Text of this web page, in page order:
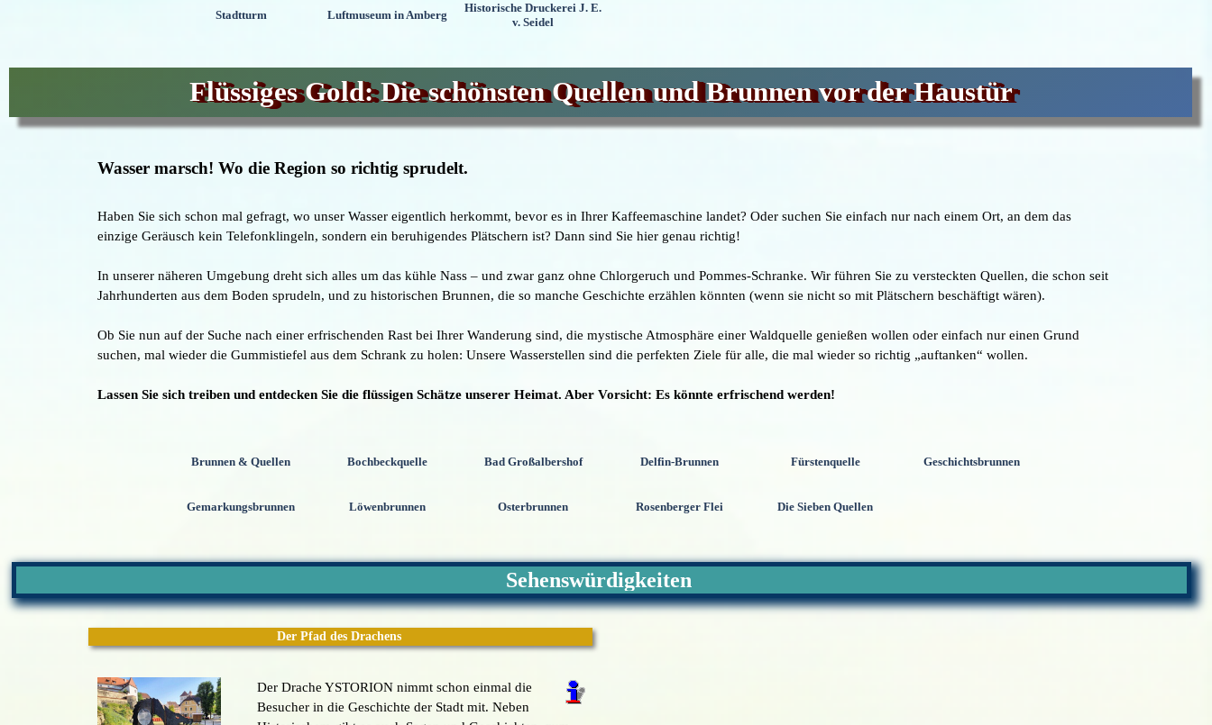
Stadtturm Luftmuseum in Amberg
Historische Druckerei J. E.
v. Seidel
Flüssiges Gold: Die schönsten Quellen und Brunnen vor der Haustür
Wasser marsch! Wo die Region so richtig sprudelt.
Haben Sie sich schon mal gefragt, wo unser Wasser eigentlich herkommt, bevor es in Ihrer Kaffeemaschine landet? Oder suchen Sie einfach nur nach einem Ort, an dem das
einzige Geräusch kein Telefonklingeln, sondern ein beruhigendes Plätschern ist? Dann sind Sie hier genau richtig!
In unserer näheren Umgebung dreht sich alles um das kühle Nass – und zwar ganz ohne Chlorgeruch und Pommes-Schranke. Wir führen Sie zu versteckten Quellen, die schon seit
Jahrhunderten aus dem Boden sprudeln, und zu historischen Brunnen, die so manche Geschichte erzählen könnten (wenn sie nicht so mit Plätschern beschäftigt wären).
Ob Sie nun auf der Suche nach einer erfrischenden Rast bei Ihrer Wanderung sind, die mystische Atmosphäre einer Waldquelle genießen wollen oder einfach nur einen Grund
suchen, mal wieder die Gummistiefel aus dem Schrank zu holen: Unsere Wasserstellen sind die perfekten Ziele für alle, die mal wieder so richtig „auftanken“ wollen.
Lassen Sie sich treiben und entdecken Sie die flüssigen Schätze unserer Heimat. Aber Vorsicht: Es könnte erfrischend werden!
Brunnen & Quellen Bochbeckquelle Bad Großalbershof Delfin-Brunnen Fürstenquelle Geschichtsbrunnen
Gemarkungsbrunnen Löwenbrunnen Osterbrunnen Rosenberger Flei Die Sieben Quellen
Sehenswürdigkeiten
Der Pfad des Drachens
Der Drache YSTORION nimmt schon einmal die
Besucher in die Geschichte der Stadt mit. Neben